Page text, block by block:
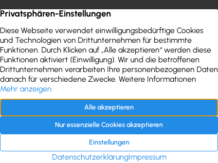
Mietverwaltung Kundenstimmen
Finanzierung WEG-Verwaltung
Aktuelles Wertermittlung
Immobilien-Ratgeber Kontakt
Datenschutz